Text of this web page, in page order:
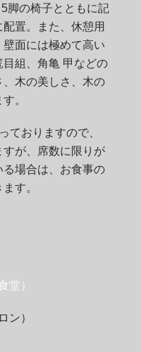
脚の椅子とともに記
置。また、休憩用
面には極めて高い
組、角亀 甲などの
木の美しさ、木の
。
ておりますので、
が、席数に限りが
場合は、お食事の
す。
堂）
ン）